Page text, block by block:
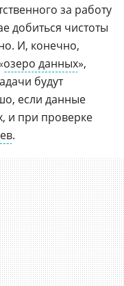
за работу
добиться чистоты
И, конечно,
озеро данных»,
будут
если данные
и при проверке
.